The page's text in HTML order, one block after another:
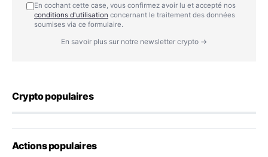
En cochant cette case, vous confirmez avoir lu et accepté nos
conditions d'utilisation concernant le traitement des données
soumises via ce formulaire.
En savoir plus sur notre newsletter crypto →
Crypto populaires
Actions populaires